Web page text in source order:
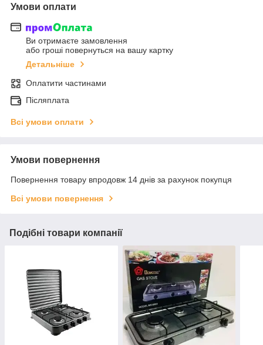
Умови оплати
Ви отримаєте замовлення
або гроші повернуться на вашу картку
Детальніше
Оплатити частинами
Післяплата
Всі умови оплати
Умови повернення
Повернення товару впродовж 14 днів за рахунок покупця
Всі умови повернення
Подібні товари компанії